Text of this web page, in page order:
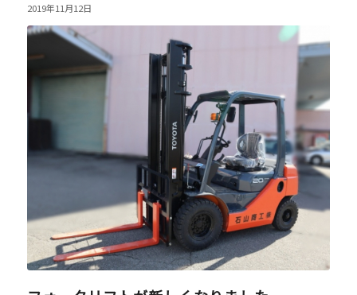
2019年11月12日